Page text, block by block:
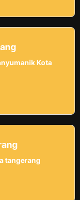
Kota
tangerang